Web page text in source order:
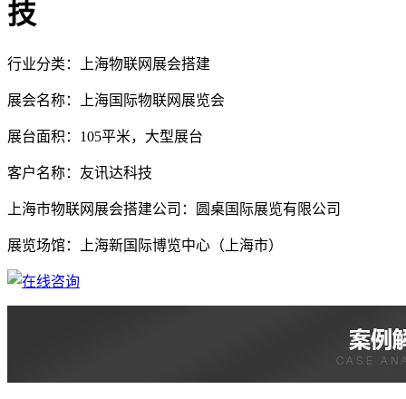
技
行业分类：上海物联网展会搭建
展会名称：上海国际物联网展览会
展台面积：105平米，大型展台
客户名称：友讯达科技
上海市物联网展会搭建公司：圆桌国际展览有限公司
展览场馆：上海新国际博览中心（上海市）